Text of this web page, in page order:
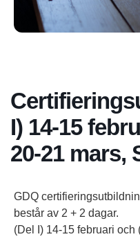
I) 14-15
20-21 mars,
GDQ
består av 2 + 2 dagar.
(Del I) 14-15 februari och